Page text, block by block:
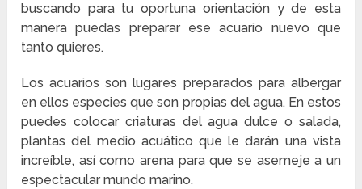
buscando para tu oportuna orientación y de esta
manera puedas preparar ese acuario nuevo que
tanto quieres.
Los acuarios son lugares preparados para albergar
en ellos especies que son propias del agua. En estos
puedes colocar criaturas del agua dulce o salada,
plantas del medio acuático que le darán una vista
increíble, así como arena para que se asemeje a un
espectacular mundo marino.